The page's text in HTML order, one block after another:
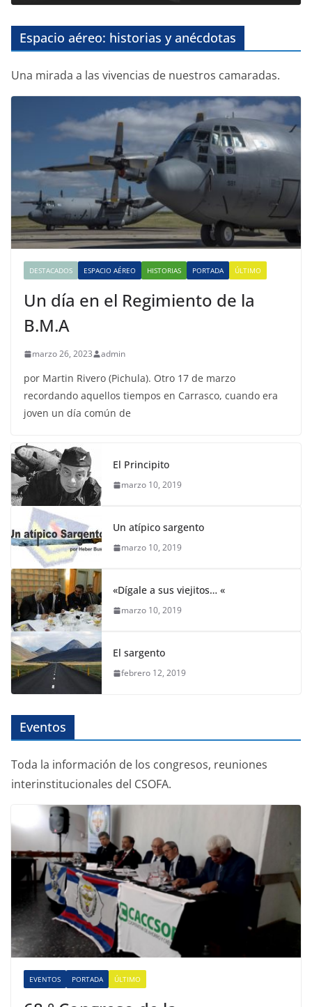
Espacio aéreo: historias y anécdotas
Una mirada a las vivencias de nuestros camaradas.
Un día en el Regimiento de la
B.M.A
marzo 26, 2023 admin
por Martin Rivero (Pichula). Otro 17 de marzo
recordando aquellos tiempos en Carrasco, cuando era
joven un día común de
El Principito
marzo 10, 2019
Un atípico sargento
marzo 10, 2019
«Dígale a sus viejitos… «
marzo 10, 2019
El sargento
febrero 12, 2019
Eventos
Toda la información de los congresos, reuniones
interinstitucionales del CSOFA.
EVENTOS PORTADA ÚLTIMO